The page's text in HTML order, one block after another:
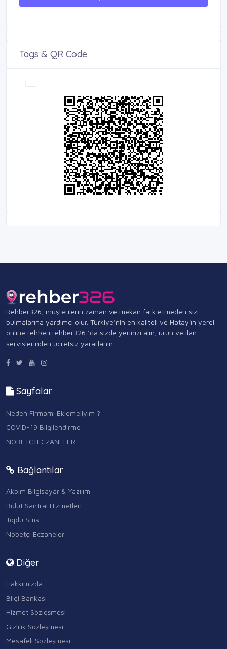
Tags & QR Code
Rehber326, müşterilerin zaman ve mekan fark etmeden sizi
bulmalarına yardımcı olur. Türkiye’nin en kaliteli ve Hatay'ın yerel
online rehberi rehber326 ‘da sizde yerinizi alın, ürün ve ilan
servislerinden ücretsiz yararlanın.
Sayfalar
Neden Firmamı Eklemeliyim ?
COVID-19 Bilgilendirme
NÖBETÇİ ECZANELER
Bağlantılar
Akbim Bilgisayar & Yazılım
Bulut Santral Hizmetleri
Toplu Sms
Nöbetçi Eczaneler
Diğer
Hakkımızda
Bilgi Bankası
Hizmet Sözleşmesi
Gizlilik Sözleşmesi
Mesafeli Sözleşmesi